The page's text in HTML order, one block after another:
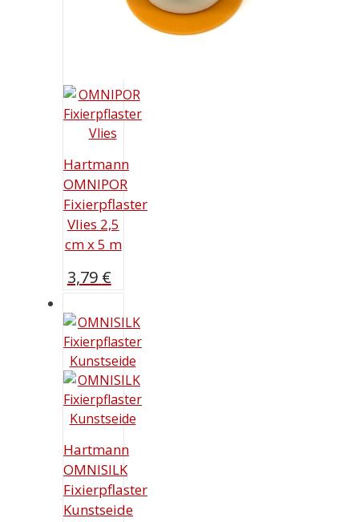
Hartmann
OMNIPOR
Fixierpflaster
Vlies 2,5
cm x 5 m
3,79 €
Hartmann
OMNISILK
Fixierpflaster
Kunstseide